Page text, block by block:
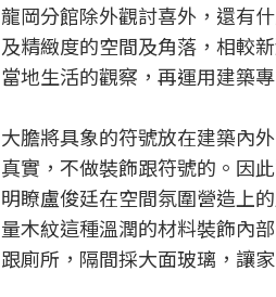
龍岡分館除外觀討喜外，還有
及精緻度的空間及角落，相較
當地生活的觀察，再運用建築
大膽將具象的符號放在建築內
真實，不做裝飾跟符號的。因
明瞭盧俊廷在空間氛圍營造上
量木紋這種溫潤的材料裝飾內
跟廁所，隔間採大面玻璃，讓